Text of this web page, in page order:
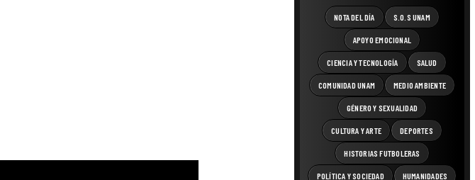
NOTA DEL DÍA S.O.S UNAM
APOYO EMOCIONAL
CIENCIA Y TECNOLOGÍA SALUD
COMUNIDAD UNAM MEDIO AMBIENTE
GÉNERO Y SEXUALIDAD
CULTURA Y ARTE DEPORTES
HISTORIAS FUTBOLERAS
POLÍTICA Y SOCIEDAD HUMANIDADES